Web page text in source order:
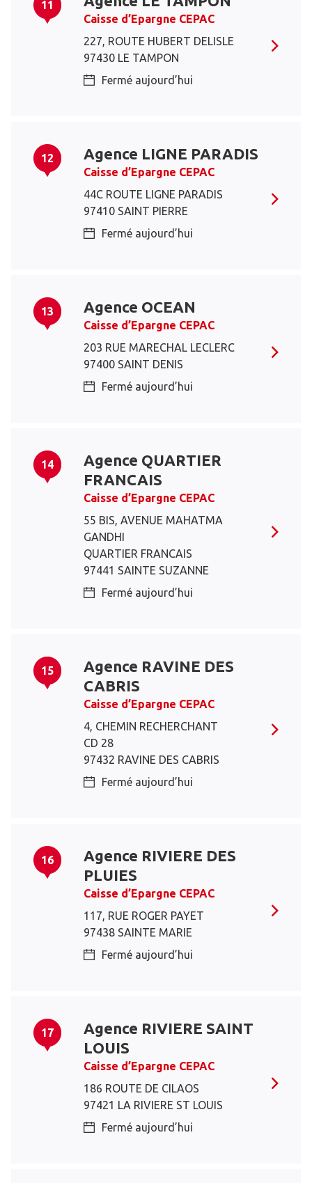
11
Caisse d’Epargne CEPAC
227, ROUTE HUBERT DELISLE
97430 LE TAMPON
Fermé aujourd’hui
12 Agence LIGNE PARADIS
Caisse d’Epargne CEPAC
44C ROUTE LIGNE PARADIS
97410 SAINT PIERRE
Fermé aujourd’hui
13 Agence OCEAN
Caisse d’Epargne CEPAC
203 RUE MARECHAL LECLERC
97400 SAINT DENIS
Fermé aujourd’hui
14
Agence QUARTIER
FRANCAIS
Caisse d’Epargne CEPAC
55 BIS, AVENUE MAHATMA
GANDHI
QUARTIER FRANCAIS
97441 SAINTE SUZANNE
Fermé aujourd’hui
15
Agence RAVINE DES
CABRIS
Caisse d’Epargne CEPAC
4, CHEMIN RECHERCHANT
CD 28
97432 RAVINE DES CABRIS
Fermé aujourd’hui
16
Agence RIVIERE DES
PLUIES
Caisse d’Epargne CEPAC
117, RUE ROGER PAYET
97438 SAINTE MARIE
Fermé aujourd’hui
17
Agence RIVIERE SAINT
LOUIS
Caisse d’Epargne CEPAC
186 ROUTE DE CILAOS
97421 LA RIVIERE ST LOUIS
Fermé aujourd’hui